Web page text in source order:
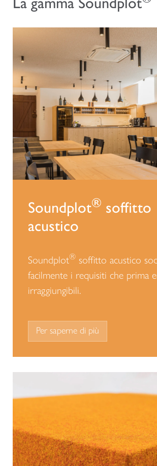
Soundplot® soffitto
acustico
Soundplot® soffitto acustico
facilmente i requisiti che prima
irraggiungibili.
Per saperne di più